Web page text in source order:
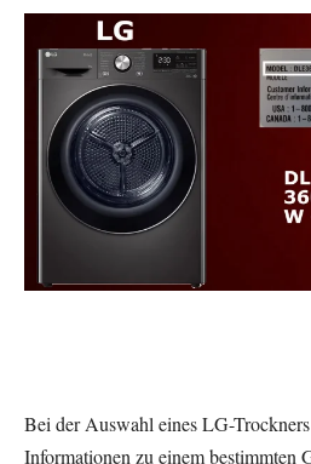
Bei der Auswahl eines LG-
Informationen zu einem bestimmten